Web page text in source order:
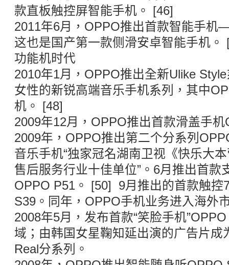
款直板触控屏智能手机。 [46]
2011年6月，OPPO推出首款智能手
这也是国产第一款侧滑安卓智能手机。
功能机时代
2010年1月，OPPO推出全新Ulike
女性的新锐高端音乐手机系列，其中
机。 [48]
2009年12月，OPPO推出首款滑盖手
2009年，OPPO推出第二个分系列
音乐手机“独家冠名湖南卫视《快乐大
售后服务行业十佳单位”。6月推出首款
OPPO P51。 [50] 9月推出的首款触控
S39。同年，OPPO手机业务进入海外
2008年5月，发布首款“笑脸手机
域；由韩国女星鞠知延出演的广告片成
Real分系列。